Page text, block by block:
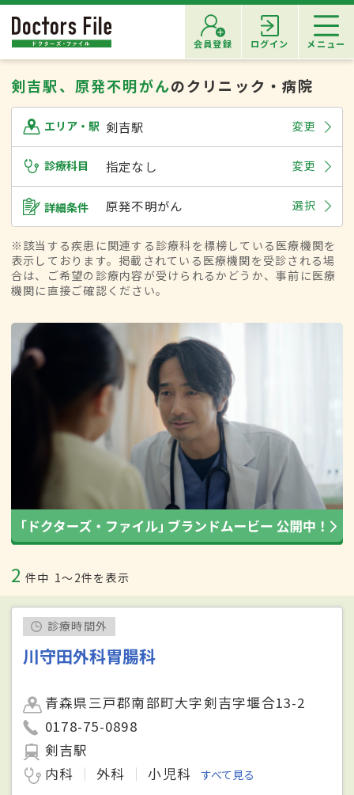
会員登録 ログイン メニュー
剣吉駅、原発不明がんのクリニック・病院
エリア・駅 剣吉駅 変更
診療科目 指定なし 変更
詳細条件 原発不明がん 選択
※該当する疾患に関連する診療科を標榜している医療機関を
表示しております。掲載されている医療機関を受診される場
合は、ご希望の診療内容が受けられるかどうか、事前に医療
機関に直接ご確認ください。
2 件中 1〜2件を表示
診療時間外
川守田外科胃腸科
青森県三戸郡南部町大字剣吉字堰合13-2
0178-75-0898
剣吉駅
内科
外科 小児科 すべて見る